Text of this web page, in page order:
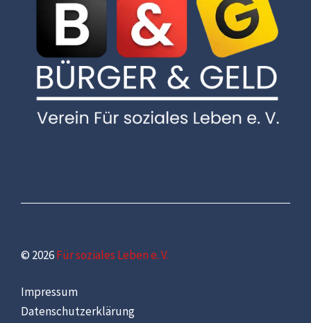
© 2026Für soziales Leben e. V.
Impressum
Datenschutzerklärung